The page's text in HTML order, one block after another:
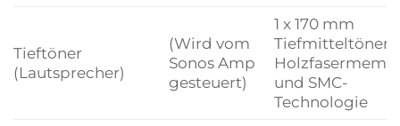
Tieftöner
(Lautsprecher)
(Wird vom
Sonos Amp
gesteuert)
1 x 170 mm
Tiefmitteltöner
und SMC-
Technologie